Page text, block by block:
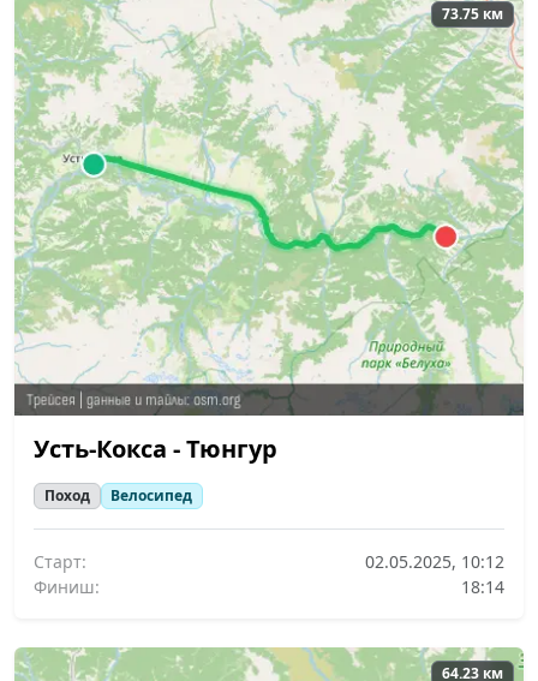
73.75 км
Усть-Кокса - Тюнгур
Поход Велосипед
Старт:
02.05.2025, 10:12
Финиш:
18:14
64.23 км